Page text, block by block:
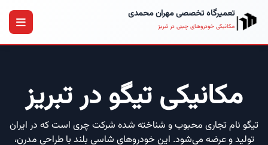
تعمیرگاه تخصصی مهران محمدی
مکانیکی خودروهای چینی در تبریز
مکانیکی تیگو در تبریز
تیگو نام تجاری محبوب و شناخته شده شرکت چری است که در ایران
تولید و عرضه می‌شود. این خودروهای شاسی بلند با طراحی مدرن،